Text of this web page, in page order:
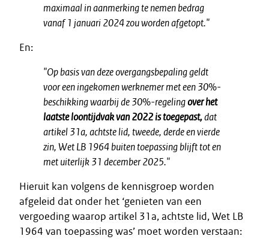
maximaal in aanmerking te nemen bedrag
vanaf 1 januari 2024 zou worden afgetopt."
En:
"Op basis van deze overgangsbepaling geldt
voor een ingekomen werknemer met een 30%-
beschikking waarbij de 30%-regelingover het
laatste loontijdvak van 2022 is toegepast,dat
artikel 31a, achtste lid, tweede, derde en vierde
zin, Wet LB 1964 buiten toepassing blijft tot en
met uiterlijk 31 december 2025."
Hieruit kan volgens de kennisgroep worden
afgeleid dat onder het ‘genieten van een
vergoeding waarop artikel 31a, achtste lid, Wet LB
1964 van toepassing was’ moet worden verstaan: